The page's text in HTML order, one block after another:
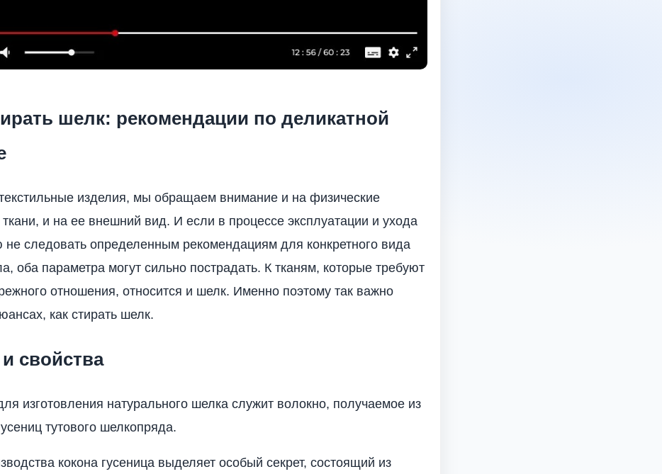
шелк: рекомендации по деликатной
изделия, мы обращаем внимание и на физические
ткани, и на ее внешний вид. И если в процессе эксплуатации и ухода
следовать определенным рекомендациям для конкретного вида
оба параметра могут сильно пострадать. К тканям, которые требуют
отношения, относится и шелк. Именно поэтому так важно
как стирать шелк.
свойства
изготовления натурального шелка служит волокно, получаемое из
тутового шелкопряда.
кокона гусеница выделяет особый секрет, состоящий из